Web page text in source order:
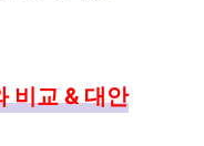
비교 & 대안